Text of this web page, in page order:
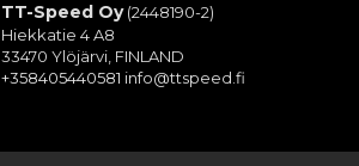
TT-Speed Oy(2448190-2)
Hiekkatie 4 A8
33470 Ylöjärvi, FINLAND
+358405440581 info@ttspeed.fi